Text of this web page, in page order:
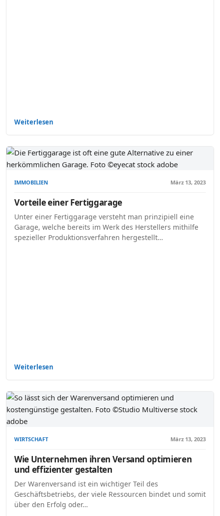
Weiterlesen
IMMOBILIEN März 13, 2023
Vorteile einer Fertiggarage
Unter einer Fertiggarage versteht man prinzipiell eine
Garage, welche bereits im Werk des Herstellers mithilfe
spezieller Produktionsverfahren hergestellt…
Weiterlesen
WIRTSCHAFT März 13, 2023
Wie Unternehmen ihren Versand optimieren
und effizienter gestalten
Der Warenversand ist ein wichtiger Teil des
Geschäftsbetriebs, der viele Ressourcen bindet und somit
über den Erfolg oder…